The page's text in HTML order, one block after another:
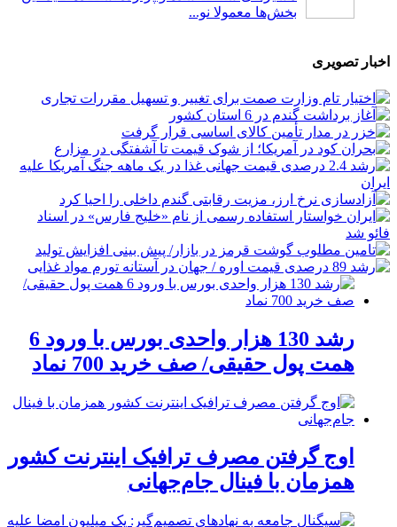
بخش‌ها معمولا نو...
اخبار تصویری
رشد 130 هزار واحدی بورس با ورود 6
همت پول حقیقی/ صف خرید 700 نماد
اوج گرفتن مصرف ترافیک اینترنت کشور
همزمان با فینال جام‌جهانی